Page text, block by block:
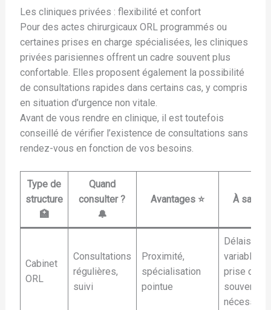
Les cliniques privées : flexibilité et confort
Pour des actes chirurgicaux ORL programmés ou
certaines prises en charge spécialisées, les cliniques
privées parisiennes offrent un cadre souvent plus
confortable. Elles proposent également la possibilité
de consultations rapides dans certains cas, y compris
en situation d’urgence non vitale.
Avant de vous rendre en clinique, il est toutefois
conseillé de vérifier l’existence de consultations sans
rendez-vous en fonction de vos besoins.
Type de
structure
🏥
Quand
consulter ?
🔔
Avantages ⭐ À savoir
Cabinet
ORL
Consultations
régulières,
suivi
Proximité,
spécialisation
pointue
Délais
variables,
prise de
souvent
nécessaire